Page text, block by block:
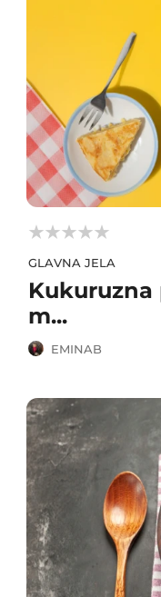



GLAVNA JELA
Kukuruzna
m...
EMINAB